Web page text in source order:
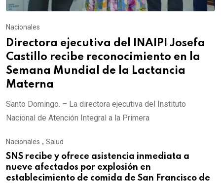
Nacionales
Directora ejecutiva del INAIPI Josefa
Castillo recibe reconocimiento en la
Semana Mundial de la Lactancia
Materna
Santo Domingo. – La directora ejecutiva del Instituto
Nacional de Atención Integral a la Primera
Nacionales , Salud
SNS recibe y ofrece asistencia inmediata a
nueve afectados por explosión en
establecimiento de comida de San Francisco de